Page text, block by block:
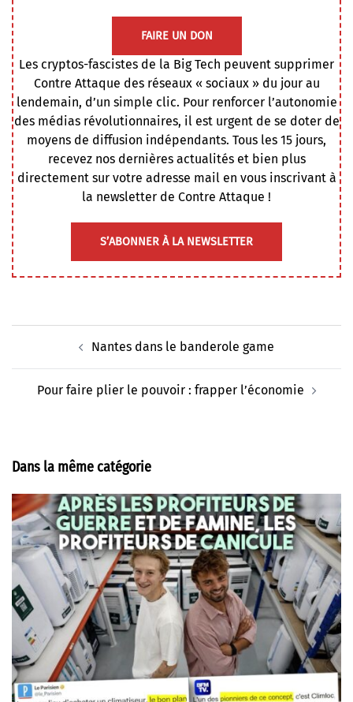
FAIRE UN DON
Les cryptos-fascistes de la Big Tech peuvent supprimer
Contre Attaque des réseaux « sociaux » du jour au
lendemain, d’un simple clic. Pour renforcer l’autonomie
des médias révolutionnaires, il est urgent de se doter de
moyens de diffusion indépendants. Tous les 15 jours,
recevez nos dernières actualités et bien plus
directement sur votre adresse mail en vous inscrivant à
la newsletter de Contre Attaque !
S’ABONNER À LA NEWSLETTER
Nantes dans le banderole game
Pour faire plier le pouvoir : frapper l’économie
Dans la même catégorie